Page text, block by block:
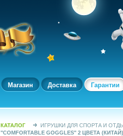
Магазин Доставка Гарантии
КАТАЛОГ ИГРУШКИ ДЛЯ СПОРТА И
"COMFORTABLE GOGGLES" 2 ЦВЕТА (КИТАЙ)